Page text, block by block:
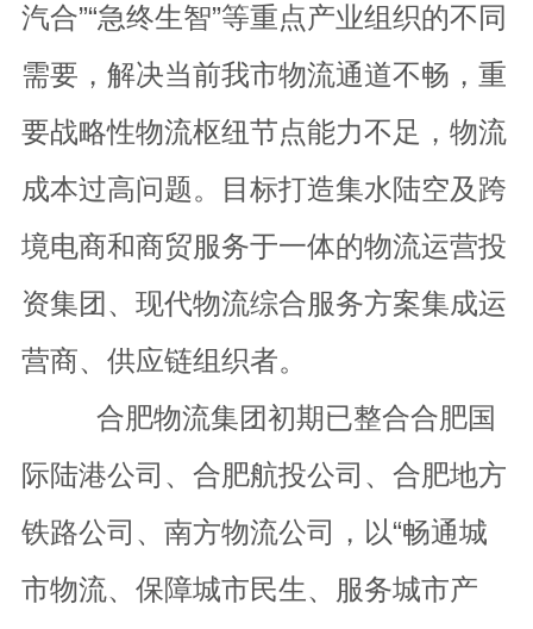
汽合”“急终生智”等重点产业组织的不同
需要，解决当前我市物流通道不畅，重
要战略性物流枢纽节点能力不足，物流
成本过高问题。目标打造集水陆空及跨
境电商和商贸服务于一体的物流运营投
资集团、现代物流综合服务方案集成运
营商、供应链组织者。
合肥物流集团初期已整合合肥国
际陆港公司、合肥航投公司、合肥地方
铁路公司、南方物流公司，以“畅通城
市物流、保障城市民生、服务城市产